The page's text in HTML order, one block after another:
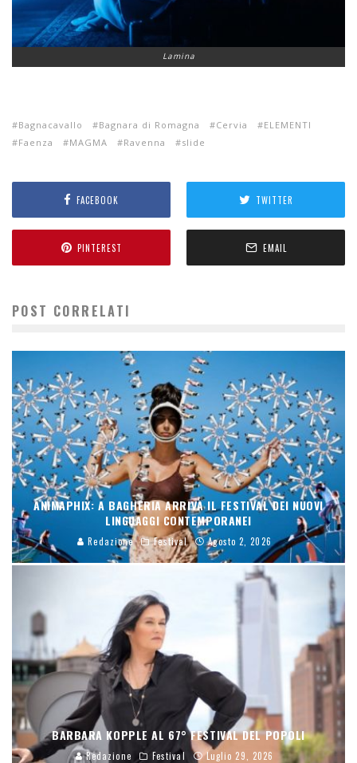
Lamina
Bagnacavallo Bagnara di Romagna Cervia
ELEMENTI
Faenza
MAGMA Ravenna slide
FACEBOOK TWITTER
PINTEREST EMAIL
POST CORRELATI
ANIMAPHIX: A BAGHERIA ARRIVA IL FESTIVAL DEI NUOVI
LINGUAGGI CONTEMPORANEI
Redazione Festival Agosto 2, 2026
BARBARA KOPPLE AL 67° FESTIVAL DEL POPOLI
Redazione Festival Luglio 29, 2026